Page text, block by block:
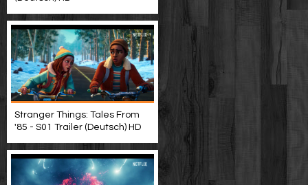
Stranger Things: Tales From
'85 - S01 Trailer (Deutsch) HD